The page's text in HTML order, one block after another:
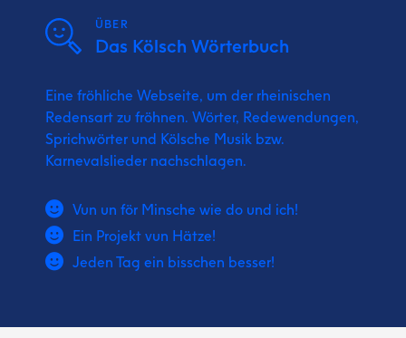
ÜBER
Das Kölsch Wörterbuch
Eine fröhliche Webseite, um der rheinischen
Redensart zu fröhnen. Wörter, Redewendungen,
Sprichwörter und Kölsche Musik bzw.
Karnevalslieder nachschlagen.
Vun un för Minsche wie do und ich!
Ein Projekt vun Hätze!
Jeden Tag ein bisschen besser!